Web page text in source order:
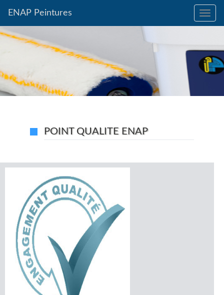
Toggle
ENAP Peintures
POINT QUALITE ENAP